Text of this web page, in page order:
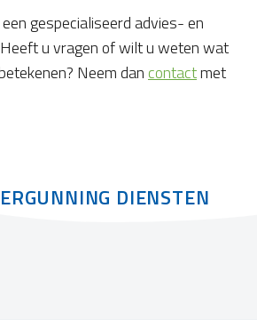
gespecialiseerd advies- en
u vragen of wilt u weten wat
Neem dancontactmet
DIENSTEN